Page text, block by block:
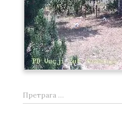
П
р
Претрага …